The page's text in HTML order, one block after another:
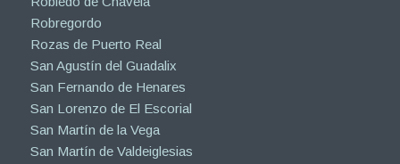
Robregordo
Rozas de Puerto Real
San Agustín del Guadalix
San Fernando de Henares
San Lorenzo de El Escorial
San Martín de la Vega
San Martín de Valdeiglesias